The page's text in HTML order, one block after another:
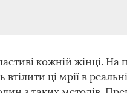
кожній жінці. На
втілити ці мрії в